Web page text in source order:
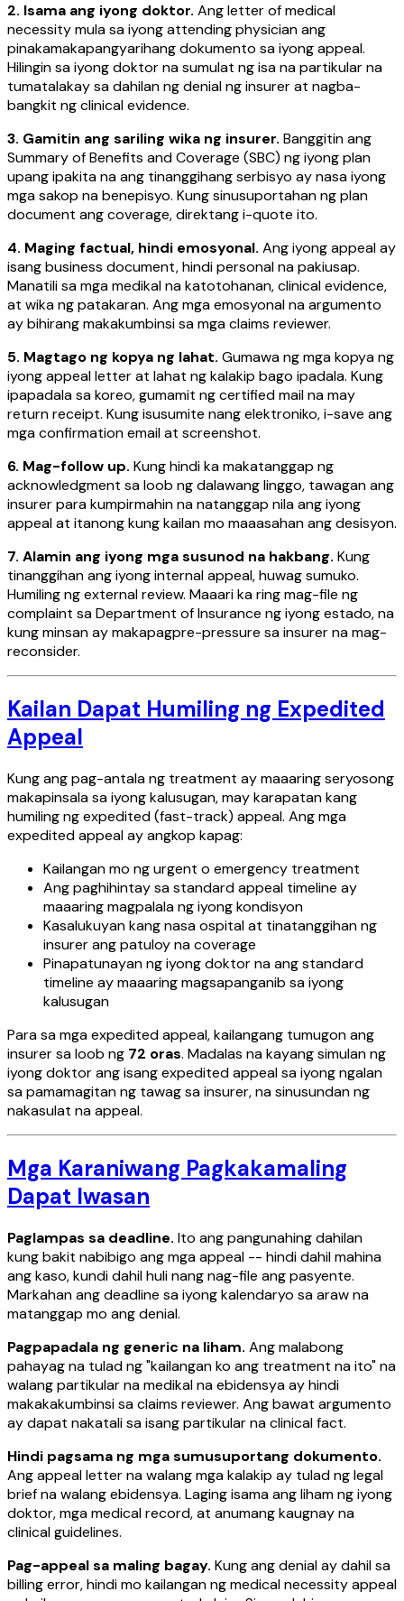
2. Isama ang iyong doktor. Ang letter of medical
necessity mula sa iyong attending physician ang
pinakamakapangyarihang dokumento sa iyong appeal.
Hilingin sa iyong doktor na sumulat ng isa na partikular na
tumatalakay sa dahilan ng denial ng insurer at nagba-
bangkit ng clinical evidence.
3. Gamitin ang sariling wika ng insurer. Banggitin ang
Summary of Benefits and Coverage (SBC) ng iyong plan
upang ipakita na ang tinanggihang serbisyo ay nasa iyong
mga sakop na benepisyo. Kung sinusuportahan ng plan
document ang coverage, direktang i-quote ito.
4. Maging factual, hindi emosyonal. Ang iyong appeal ay
isang business document, hindi personal na pakiusap.
Manatili sa mga medikal na katotohanan, clinical evidence,
at wika ng patakaran. Ang mga emosyonal na argumento
ay bihirang makakumbinsi sa mga claims reviewer.
5. Magtago ng kopya ng lahat. Gumawa ng mga kopya ng
iyong appeal letter at lahat ng kalakip bago ipadala. Kung
ipapadala sa koreo, gumamit ng certified mail na may
return receipt. Kung isusumite nang elektroniko, i-save ang
mga confirmation email at screenshot.
6. Mag-follow up. Kung hindi ka makatanggap ng
acknowledgment sa loob ng dalawang linggo, tawagan ang
insurer para kumpirmahin na natanggap nila ang iyong
appeal at itanong kung kailan mo maaasahan ang desisyon.
7. Alamin ang iyong mga susunod na hakbang. Kung
tinanggihan ang iyong internal appeal, huwag sumuko.
Humiling ng external review. Maaari ka ring mag-file ng
complaint sa Department of Insurance ng iyong estado, na
kung minsan ay makapagpre-pressure sa insurer na mag-
reconsider.
Kailan Dapat Humiling ng Expedited
Appeal
Kung ang pag-antala ng treatment ay maaaring seryosong
makapinsala sa iyong kalusugan, may karapatan kang
humiling ng expedited (fast-track) appeal. Ang mga
expedited appeal ay angkop kapag:
Kailangan mo ng urgent o emergency treatment
Ang paghihintay sa standard appeal timeline ay
maaaring magpalala ng iyong kondisyon
Kasalukuyan kang nasa ospital at tinatanggihan ng
insurer ang patuloy na coverage
Pinapatunayan ng iyong doktor na ang standard
timeline ay maaaring magsapanganib sa iyong
kalusugan
Para sa mga expedited appeal, kailangang tumugon ang
insurer sa loob ng 72 oras. Madalas na kayang simulan ng
iyong doktor ang isang expedited appeal sa iyong ngalan
sa pamamagitan ng tawag sa insurer, na sinusundan ng
nakasulat na appeal.
Mga Karaniwang Pagkakamaling
Dapat Iwasan
Paglampas sa deadline. Ito ang pangunahing dahilan
kung bakit nabibigo ang mga appeal -- hindi dahil mahina
ang kaso, kundi dahil huli nang nag-file ang pasyente.
Markahan ang deadline sa iyong kalendaryo sa araw na
matanggap mo ang denial.
Pagpapadala ng generic na liham. Ang malabong
pahayag na tulad ng "kailangan ko ang treatment na ito" na
walang partikular na medikal na ebidensya ay hindi
makakakumbinsi sa claims reviewer. Ang bawat argumento
ay dapat nakatali sa isang partikular na clinical fact.
Hindi pagsama ng mga sumusuportang dokumento.
Ang appeal letter na walang mga kalakip ay tulad ng legal
brief na walang ebidensya. Laging isama ang liham ng iyong
doktor, mga medical record, at anumang kaugnay na
clinical guidelines.
Pag-appeal sa maling bagay. Kung ang denial ay dahil sa
billing error, hindi mo kailangan ng medical necessity appeal